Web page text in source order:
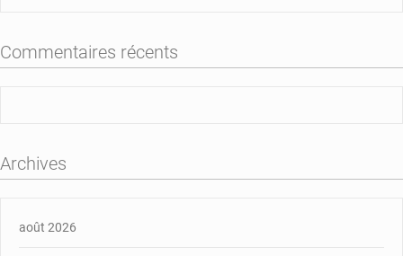
Commentaires récents
Archives
août 2026